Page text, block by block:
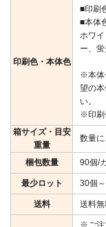
印刷色・本体色
■印刷
■本体
ホワ
ー、
※本体
望の
い。
※印刷
箱サイズ・目安
重量
数量
梱包数量 90個/
最少ロット 30個～
送料 送料